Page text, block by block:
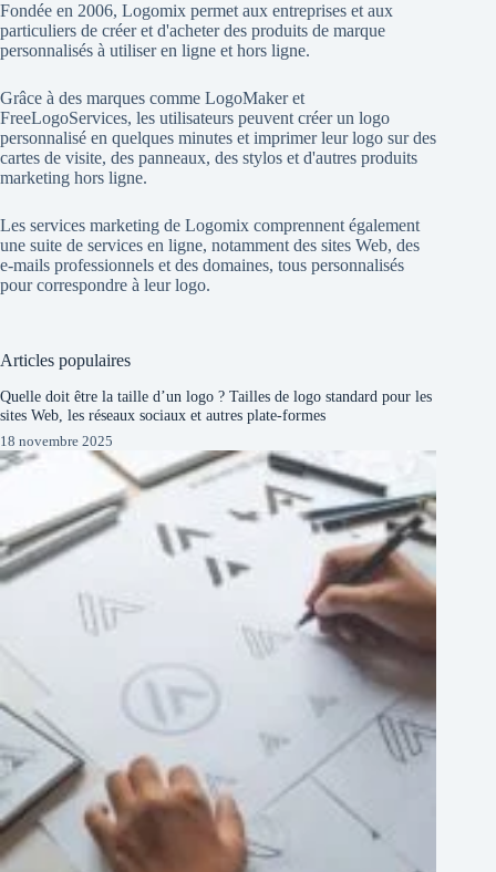
Fondée en 2006, Logomix permet aux entreprises et aux
particuliers de créer et d'acheter des produits de marque
personnalisés à utiliser en ligne et hors ligne.
Grâce à des marques comme LogoMakeret
FreeLogoServices, les utilisateurs peuvent créer un logo
personnalisé en quelques minutes et imprimer leur logo sur des
cartes de visite, des panneaux, des stylos et d'autres produits
marketing hors ligne.
Les services marketing de Logomix comprennent également
une suite de services en ligne, notamment des sites Web, des
e-mails professionnels et des domaines, tous personnalisés
pour correspondre à leur logo.
Articles populaires
Quelle doit être la taille d’un logo ? Tailles de logo standard pour les
sites Web, les réseaux sociaux et autres plate-formes
18 novembre 2025